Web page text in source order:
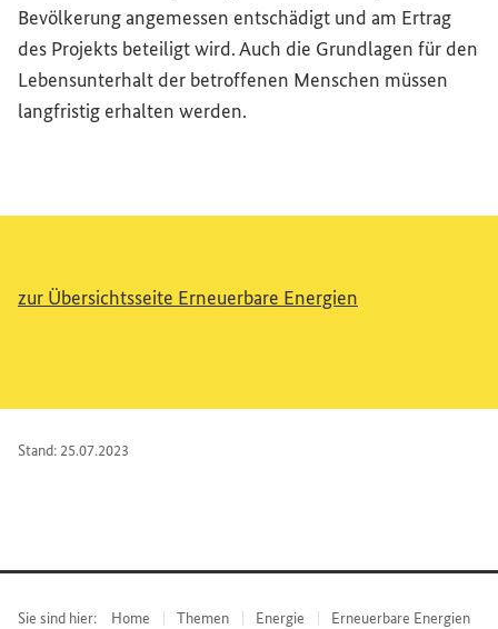
Bevölkerung angemessen entschädigt und am Ertrag
des Projekts beteiligt wird. Auch die Grundlagen für den
Lebensunterhalt der betroffenen Menschen müssen
langfristig erhalten werden.
zur Übersichtsseite Erneuerbare Energien
Stand: 25.07.2023
Sie sind hier: Home Themen Energie Erneuerbare Energien